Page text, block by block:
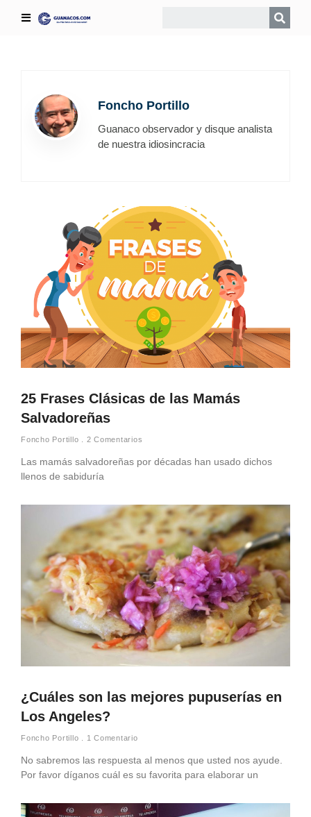
Foncho Portillo
Guanaco observador y disque analista
de nuestra idiosincracia
25 Frases Clásicas de las Mamás
Salvadoreñas
Foncho Portillo 2 Comentarios
Las mamás salvadoreñas por décadas han usado dichos
llenos de sabiduría
¿Cuáles son las mejores pupuserías en
Los Angeles?
Foncho Portillo 1 Comentario
No sabremos las respuesta al menos que usted nos ayude.
Por favor díganos cuál es su favorita para elaborar un